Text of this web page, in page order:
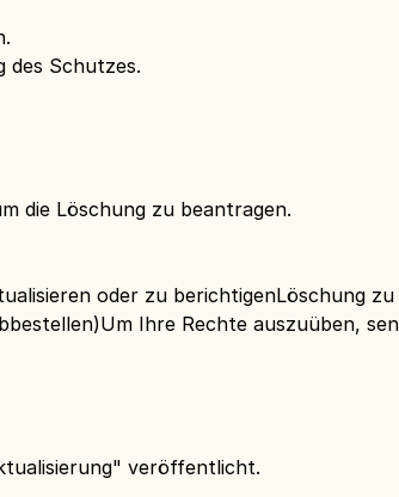
des Schutzes.
die Löschung zu beantragen.
oder zu berichtigenLöschung
Ihre Rechte auszuüben,
veröffentlicht.